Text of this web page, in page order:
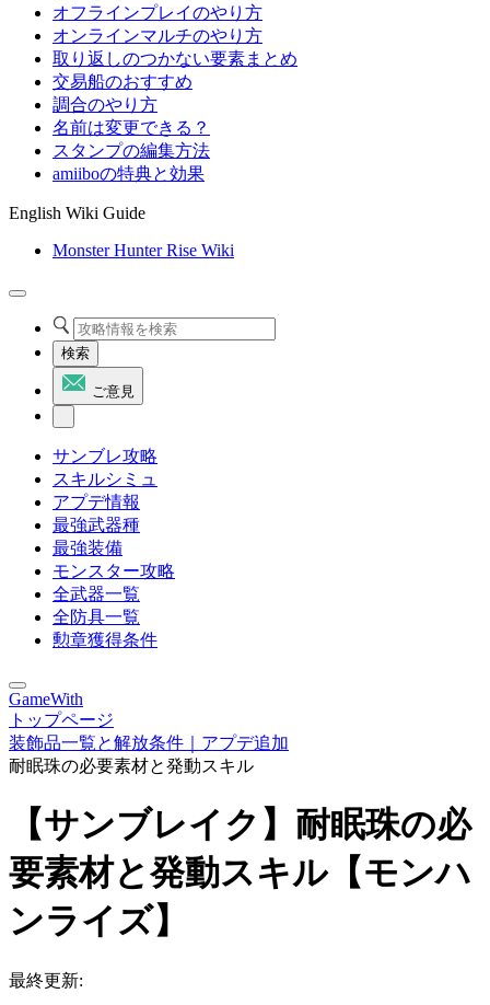
オフラインプレイのやり方
オンラインマルチのやり方
取り返しのつかない要素まとめ
交易船のおすすめ
調合のやり方
名前は変更できる？
スタンプの編集方法
amiiboの特典と効果
English Wiki Guide
Monster Hunter Rise Wiki
検索
ご意見
サンブレ攻略
スキルシミュ
アプデ情報
最強武器種
最強装備
モンスター攻略
全武器一覧
全防具一覧
勲章獲得条件
GameWith
トップページ
装飾品一覧と解放条件｜アプデ追加
耐眠珠の必要素材と発動スキル
【サンブレイク】耐眠珠の必
要素材と発動スキル【モンハ
ンライズ】
最終更新: